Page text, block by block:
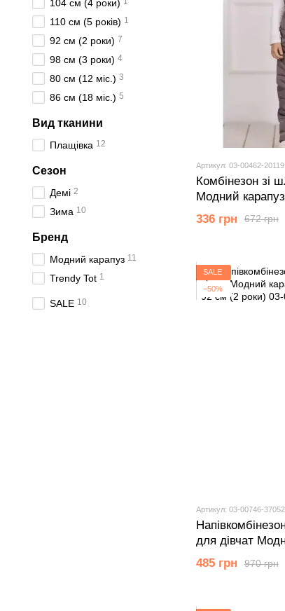
Артикул: 03-00462-20119
Комбінезон зі
Модний
бежевий 92 см
672 грн
336 грн
SALE
−50%
Артикул: 03-00746-37052
для дівчат
графіт темний
970 грн
485 грн
104 см (4 роки)
110 см (5 років) 1
92 см (2 роки) 7
98 см (3 роки) 4
80 см (12 мiс.) 3
86 см (18 мiс.) 5
Вид тканини
Плащівка 12
Сезон
Демі 2
Зима 10
Бренд
Модний карапуз 11
Trendy Tot 1
SALE 10